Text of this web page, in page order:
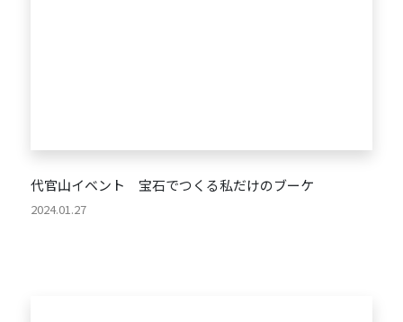
代官山イベント 宝石でつくる私だけのブーケ
2024.01.27